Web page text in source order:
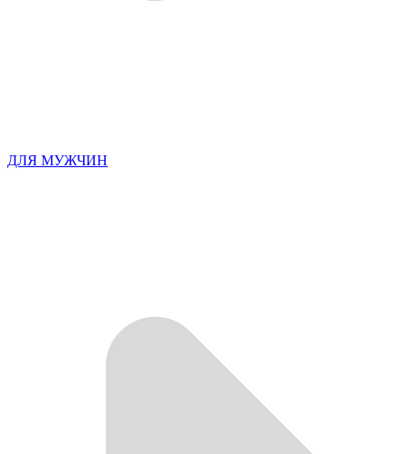
ДЛЯ МУЖЧИН